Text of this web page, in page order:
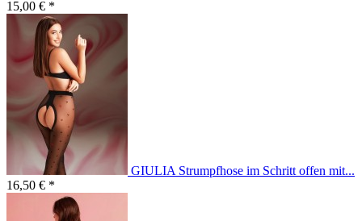
15,00 € *
GIULIA Strumpfhose im Schritt offen mit...
16,50 € *